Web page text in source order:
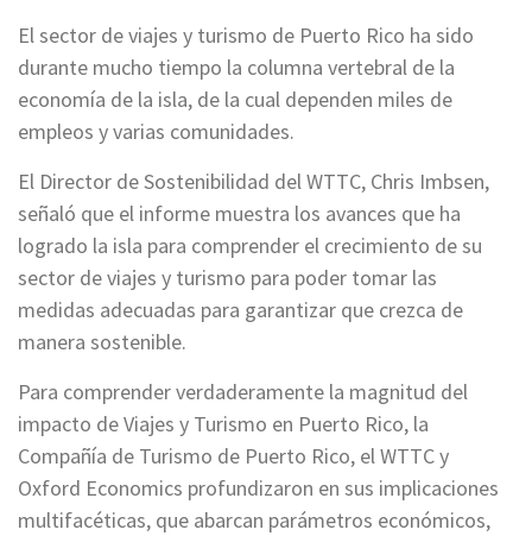
El sector de viajes y turismo de Puerto Rico ha sido
durante mucho tiempo la columna vertebral de la
economía de la isla, de la cual dependen miles de
empleos y varias comunidades.
El Director de Sostenibilidad del WTTC, Chris Imbsen,
señaló que el informe muestra los avances que ha
logrado la isla para comprender el crecimiento de su
sector de viajes y turismo para poder tomar las
medidas adecuadas para garantizar que crezca de
manera sostenible.
Para comprender verdaderamente la magnitud del
impacto de Viajes y Turismo en Puerto Rico, la
Compañía de Turismo de Puerto Rico, el WTTC y
Oxford Economics profundizaron en sus implicaciones
multifacéticas, que abarcan parámetros económicos,